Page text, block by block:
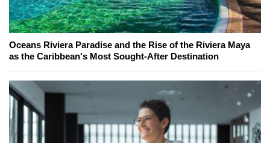
Oceans Riviera Paradise and the Rise of the Riviera Maya
as the Caribbean's Most Sought-After Destination